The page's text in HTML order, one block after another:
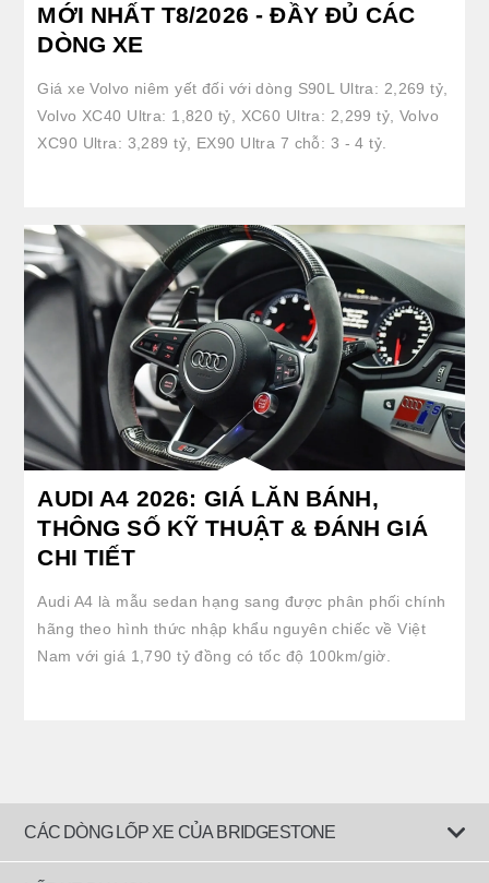
MỚI NHẤT T8/2026 - ĐẦY ĐỦ CÁC
DÒNG XE
Giá xe Volvo niêm yết đối với dòng S90L Ultra: 2,269 tỷ,
Volvo XC40 Ultra: 1,820 tỷ, XC60 Ultra: 2,299 tỷ, Volvo
XC90 Ultra: 3,289 tỷ, EX90 Ultra 7 chỗ: 3 - 4 tỷ.
AUDI A4 2026: GIÁ LĂN BÁNH,
THÔNG SỐ KỸ THUẬT & ĐÁNH GIÁ
CHI TIẾT
Audi A4 là mẫu sedan hạng sang được phân phối chính
hãng theo hình thức nhập khẩu nguyên chiếc về Việt
Nam với giá 1,790 tỷ đồng có tốc độ 100km/giờ.
CÁC DÒNG LỐP XE CỦA BRIDGESTONE